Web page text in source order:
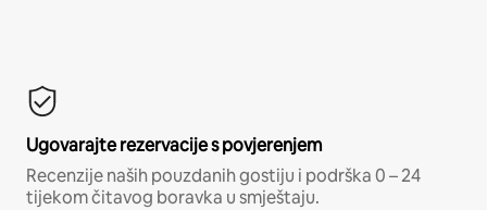
Ugovarajte rezervacije s povjerenjem
Recenzije naših pouzdanih gostiju i podrška 0 – 24
tijekom čitavog boravka u smještaju.